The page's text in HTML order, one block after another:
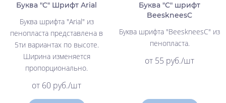
Буква "С" Шрифт Arial
Буква шрифта "Arial" из
пенопласта представлена в
5ти вариантах по высоте.
Ширина изменяется
пропорционально.
от 60 руб./шт
Буква "С" шрифт
BeeskneesC
Буква шрифта "BeeskneesC" из
пенопласта.
от 55 руб./шт